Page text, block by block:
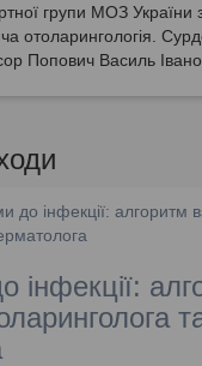
групи МОЗ
отоларингологія.
Попович Василь
до інфекції: алгоритм
інфекції: